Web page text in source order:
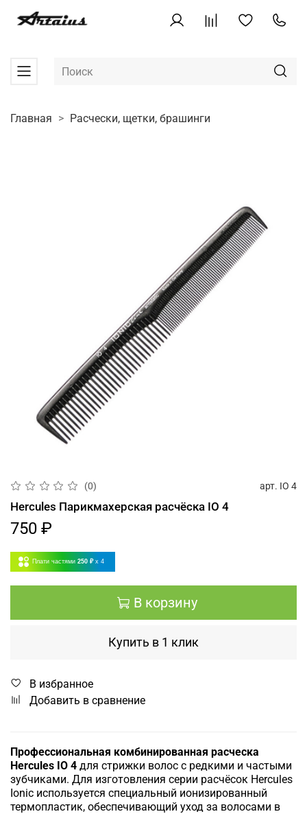
Главная Расчески, щетки, брашинги
(0) арт. IO 4
Hercules Парикмахерская расчёска IO 4
750 ₽
Плати частями 250 ₽ x 4
В корзину
Купить в 1 клик
В избранное
Добавить в сравнение
Профессиональная комбинированная расческа
Hercules IO 4 для стрижки волос с редкими и частыми
зубчиками. Для изготовления серии расчёсок Hercules
Ionic используется специальный ионизированный
термопластик, обеспечивающий уход за волосами в